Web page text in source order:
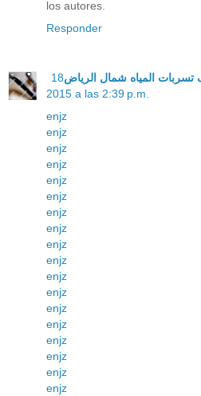
los autores.
Responder
المياه شمال الرياض18 de agosto de
2015 a las 2:39 p.m.
enjz
enjz
enjz
enjz
enjz
enjz
enjz
enjz
enjz
enjz
enjz
enjz
enjz
enjz
enjz
enjz
enjz
enjz